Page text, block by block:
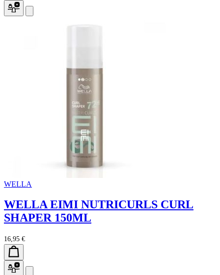
WELLA
WELLA EIMI NUTRICURLS CURL
SHAPER 150ML
16,95 €